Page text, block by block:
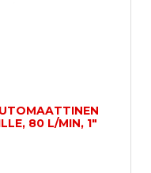
80 L/MIN, 1"